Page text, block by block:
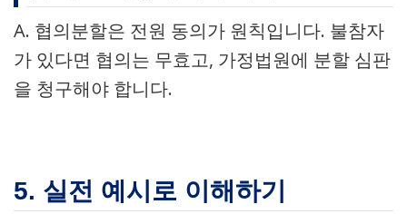
A. 협의분할은 전원 동의가 원칙입니다. 불참자
가 있다면 협의는 무효고, 가정법원에 분할 심판
을 청구해야 합니다.
5. 실전 예시로 이해하기